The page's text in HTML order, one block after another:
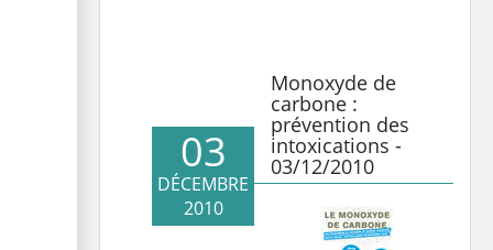
Monoxyde de
carbone :
prévention des
intoxications -
03/12/2010
03
DÉCEMBRE
2010